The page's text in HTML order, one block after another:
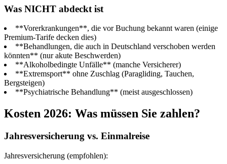
Was NICHT abdeckt ist
**Vorerkrankungen**, die vor Buchung bekannt waren (einige
Premium-Tarife decken dies)
**Behandlungen, die auch in Deutschland verschoben werden
könnten** (nur akute Beschwerden)
**Alkoholbedingte Unfälle** (manche Versicherer)
**Extremsport** ohne Zuschlag (Paragliding, Tauchen,
Bergsteigen)
**Psychiatrische Behandlung** (meist ausgeschlossen)
Kosten 2026: Was müssen Sie zahlen?
Jahresversicherung vs. Einmalreise
Jahresversicherung (empfohlen):